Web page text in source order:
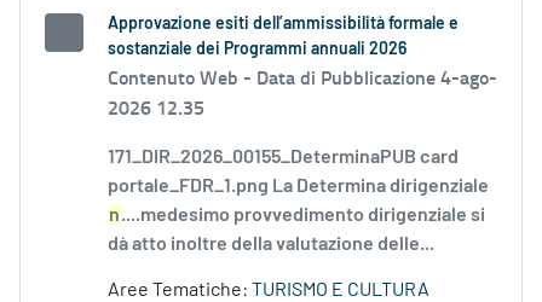
Approvazione esiti dell’ammissibilità formale e
sostanziale dei Programmi annuali 2026
Contenuto Web - Data di Pubblicazione 4-ago-
2026 12.35
171_DIR_2026_00155_DeterminaPUB card
portale_FDR_1.png La Determina dirigenziale
n....medesimo provvedimento dirigenziale si
dà atto inoltre della valutazione delle...
Aree Tematiche: TURISMO E CULTURA